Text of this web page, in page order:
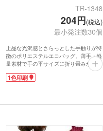
TR-1348
204円(税込)
最小発注数30個
上品な光沢感とさらっとした手触りが特
徴のポリエステルエコバッグ。薄手・軽
量素材で手の平サイズに折り畳みが可能
です。持ち手は肩掛けができる長さ。
A4サイズなら縦にも横にも入る大きさ
1色印刷